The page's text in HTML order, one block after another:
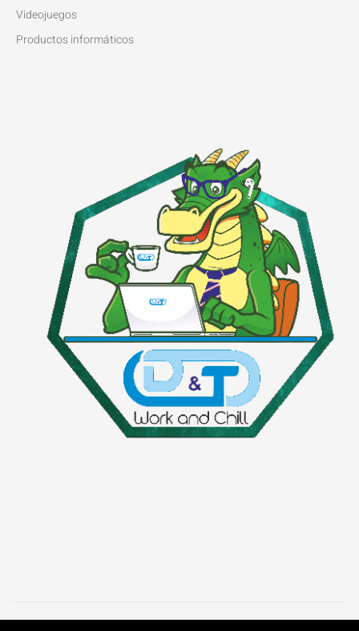
Videojuegos
Productos informáticos